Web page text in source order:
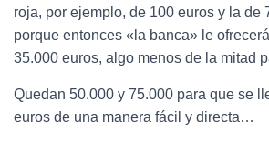
roja, por ejemplo, de 100 euros y la de
porque entonces «la banca» le
35.000 euros, algo menos de la mitad
Quedan 50.000 y 75.000 para que se
euros de una manera fácil y directa…